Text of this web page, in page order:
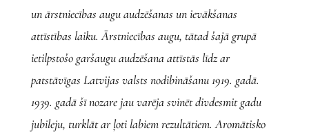
un ārstniecības augu audzēšanas un ievākšanas
attīstības laiku. Ārstniecības augu, tātad šajā grupā
ietilpstošo garšaugu audzēšana attīstās līdz ar
patstāvīgas Latvijas valsts nodibināšanu 1919. gadā.
1939. gadā šī nozare jau varēja svinēt divdesmit gadu
jubileju, turklāt ar ļoti labiem rezultātiem. Aromātisko